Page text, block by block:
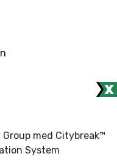
med Citybreak™
System